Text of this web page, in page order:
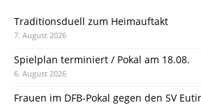
Traditionsduell zum Heimauftakt
7. August 2026
Spielplan terminiert / Pokal am 18.08.
6. August 2026
Frauen im DFB-Pokal gegen den SV